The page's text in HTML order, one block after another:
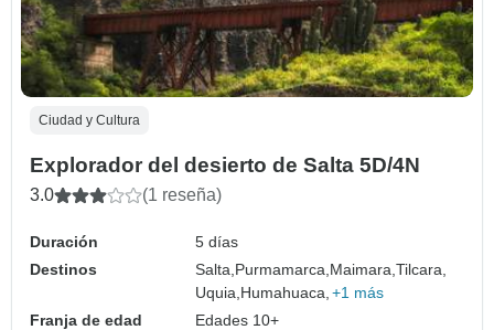
Ciudad y Cultura
Explorador del desierto de Salta 5D/4N
3.0 (1 reseña)
Duración
5 días
Destinos
Salta, Purmamarca, Maimara,Tilcara,
Uquia, Humahuaca, +1 más
Franja de edad
Edades 10+